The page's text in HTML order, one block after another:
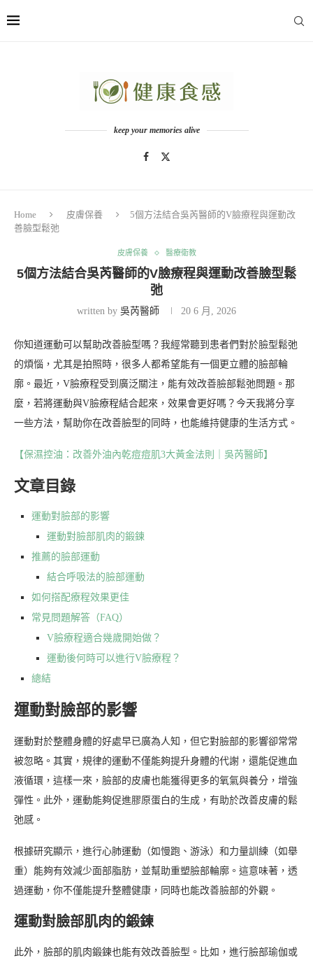
keep your memories alive
Home 皮膚保養
5個方法結合吳芮醫師的V臉療程與運動改
善臉型鬆弛
皮膚保養 醫療衛教
5個方法結合吳芮醫師的V臉療程與運動改善臉型鬆
弛
written by 吳芮醫師 20 6 月, 2026
你知道運動可以幫助改善臉型嗎？我經常聽到患者們對於臉型鬆弛
的煩惱，尤其是拍照時，很多人都希望能有一個更立體的臉部輪
廓。最近，V臉療程受到廣泛關注，能有效改善臉部鬆弛問題。那
麼，若將運動與V臉療程結合起來，效果會更好嗎？今天我將分享
一些方法，幫助你在改善臉型的同時，也能維持健康的生活方式。
【保濕控油：改善外油內乾痘痘肌3大黃金法則｜吳芮醫師】
文章目錄
運動對臉部的影響
運動對臉部肌肉的鍛鍊
推薦的臉部運動
結合呼吸法的臉部運動
如何搭配療程效果更佳
常見問題解答（FAQ）
V臉療程適合幾歲開始做？
運動後何時可以進行V臉療程？
總結
運動對臉部的影響
運動對於整體身體的好處早已廣為人知，但它對臉部的影響卻常常
被忽略。其實，規律的運動不僅能夠提升身體的代謝，還能促進血
液循環，這樣一來，臉部的皮膚也能獲得更多的氧氣與養分，增強
彈性。此外，運動能夠促進膠原蛋白的生成，有助於改善皮膚的鬆
弛感。
根據研究顯示，進行心肺運動（如慢跑、游泳）和力量訓練（如舉
重）能夠有效減少面部脂肪，並幫助重塑臉部輪廓。這意味著，透
過運動，你不僅能提升整體健康，同時也能改善臉部的外觀。
運動對臉部肌肉的鍛鍊
此外，臉部的肌肉鍛鍊也能有效改善臉型。比如，進行臉部瑜伽或